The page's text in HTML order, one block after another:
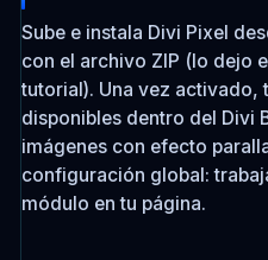
Sube e instala Divi Pixel
con el archivo ZIP (lo dejo
tutorial). Una vez activado,
disponibles dentro del Divi
imágenes con efecto
configuración global:
módulo en tu página.